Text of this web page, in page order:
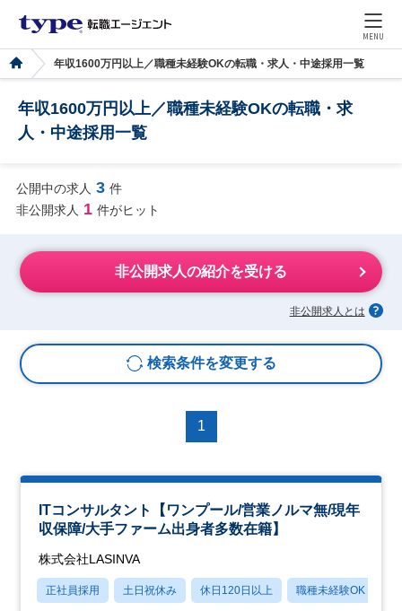
MENU
年収1600万円以上／職種未経験OKの転職・求人・中途採用一覧
年収1600万円以上／職種未経験OKの転職・求
人・中途採用一覧
公開中の求人 3 件
非公開求人 1 件がヒット
非公開求人の紹介を受ける
非公開求人とは
検索条件を変更する
1
ITコンサルタント【ワンプール/営業ノルマ無/現年
収保障/大手ファーム出身者多数在籍】
株式会社LASINVA
正社員採用 土日祝休み 休日120日以上 職種未経験OK